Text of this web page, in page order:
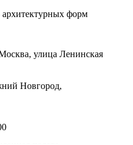
форм
улица Ленинская
Новгород,